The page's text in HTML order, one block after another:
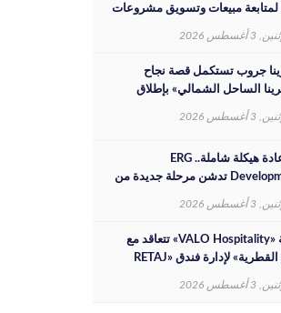
HDP لمتابعة مبيعات وتسويق مشروعات
الجديدة والفرص الاستثمارية
3 أغسطس 2026
جروب تستكمل قصة نجاح
الساحل الشمالي» بإطلاق
جديدة على مساحة 30 فدانًا
3 أغسطس 2026
بعد إعادة هيكلة شاملة.. ERG
Developments تدشن مرحلة جديدة من
مالي بقيمة 700 مليون جنيه
3 أغسطس 2026
شركة «VALO Hospitality» تتعاقد مع
«رتاج القطرية» لإدارة فندق «RETAJ
3 أغسطس 2026